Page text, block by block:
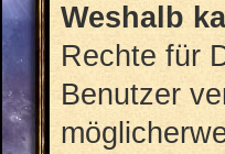
Weshalb
Rechte für
Benutzer